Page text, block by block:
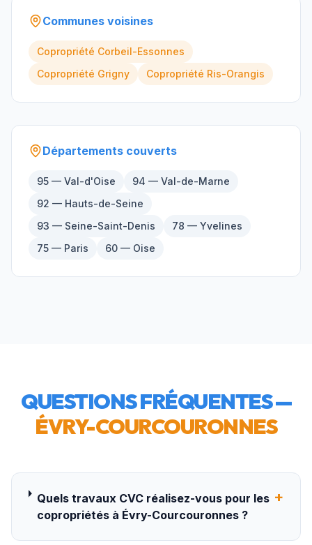
Communes voisines
Copropriété Corbeil-Essonnes
Copropriété Grigny Copropriété Ris-Orangis
Départements couverts
95 — Val-d'Oise
94 — Val-de-Marne
92 — Hauts-de-Seine
93 — Seine-Saint-Denis
78 — Yvelines
75 — Paris
60 — Oise
QUESTIONS FRÉQUENTES —
ÉVRY-COURCOURONNES
Quels travaux CVC réalisez-vous pour les
copropriétés à Évry-Courcouronnes ?
+